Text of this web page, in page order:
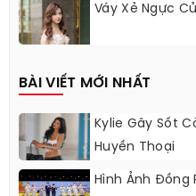
Váy Xẻ Ngực
BÀI VIẾT MỚI NHẤT
Kylie Gây Sốt
Huyền Thoại
Hình Ảnh Đồng